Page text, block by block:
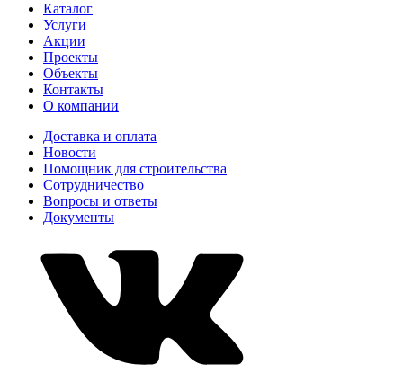
Каталог
Услуги
Акции
Проекты
Объекты
Контакты
О компании
Доставка и оплата
Новости
Помощник для строительства
Сотрудничество
Вопросы и ответы
Документы